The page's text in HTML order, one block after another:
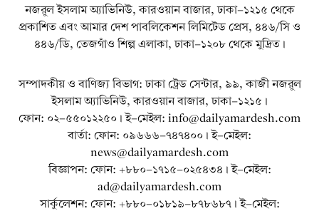
নজরুল ইসলাম অ্যাভিনিউ, কারওয়ান বাজার, ঢাকা-১২১৫ থেকে
প্রকাশিত এবং আমার দেশ পাবলিকেশন লিমিটেড প্রেস, ৪৪৬/সি ও
৪৪৬/ডি, তেজগাঁও শিল্প এলাকা, ঢাকা-১২০৮ থেকে মুদ্রিত।
সম্পাদকীয় ও বাণিজ্য বিভাগ: ঢাকা ট্রেড সেন্টার, ৯৯, কাজী নজরুল
ইসলাম অ্যাভিনিউ, কারওয়ান বাজার, ঢাকা-১২১৫।
ফোন: ০২-৫৫০১২২৫০। ই-মেইল: info@dailyamardesh.com
বার্তা: ফোন: ০৯৬৬৬-৭৪৭৪০০। ই-মেইল:
news@dailyamardesh.com
বিজ্ঞাপন: ফোন: +৮৮০-১৭১৫-০২৫৪৩৪ । ই-মেইল:
ad@dailyamardesh.com
সার্কুলেশন: ফোন: +৮৮০-০১৮১৯-৮৭৮৬৮৭ । ই-মেইল: